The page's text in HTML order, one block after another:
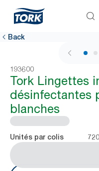
Back
193600
Tork Lingettes
désinfectantes
blanches
Unités par colis 720